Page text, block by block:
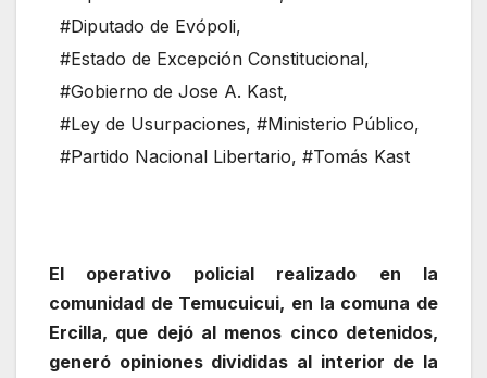
#Diputado de Evópoli,
#Estado de Excepción Constitucional,
#Gobierno de Jose A. Kast,
#Ley de Usurpaciones, #Ministerio Público,
#Partido Nacional Libertario, #Tomás Kast
El operativo policial realizado en la
comunidad de Temucuicui, en la comuna de
Ercilla, que dejó al menos cinco detenidos,
generó opiniones divididas al interior de la